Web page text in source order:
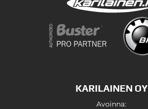
KARILAINEN OY
Avoinna: